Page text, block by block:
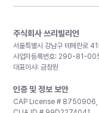
주식회사 쓰리빌리언
서울특별시 강남구 테헤란로
사업자등록번호: 290-81-
대표이사: 금창원
인증 및 정보 보안
CAP License #